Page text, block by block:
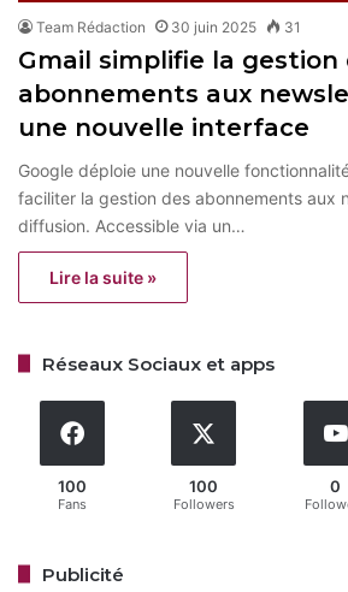
Team Rédaction 30 juin 2025 31
Gmail simplifie la gestion
abonnements aux
une nouvelle interface
Google déploie une nouvelle
faciliter la gestion des abonnements aux
diffusion. Accessible via un…
Lire la suite »
Réseaux Sociaux et apps
100
Fans
100
Followers
0
Publicité